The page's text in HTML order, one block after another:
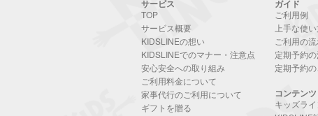
サービス
TOP
サービス概要
KIDSLINEの想い
KIDSLINEでのマナー・注意点
安心安全への取り組み
ご利用料金について
家事代行のご利用について
ギフトを贈る
ガイド
ご利用例
上手な使
ご利用の
定期予約
定期予約
コンテンツ
キッズラ